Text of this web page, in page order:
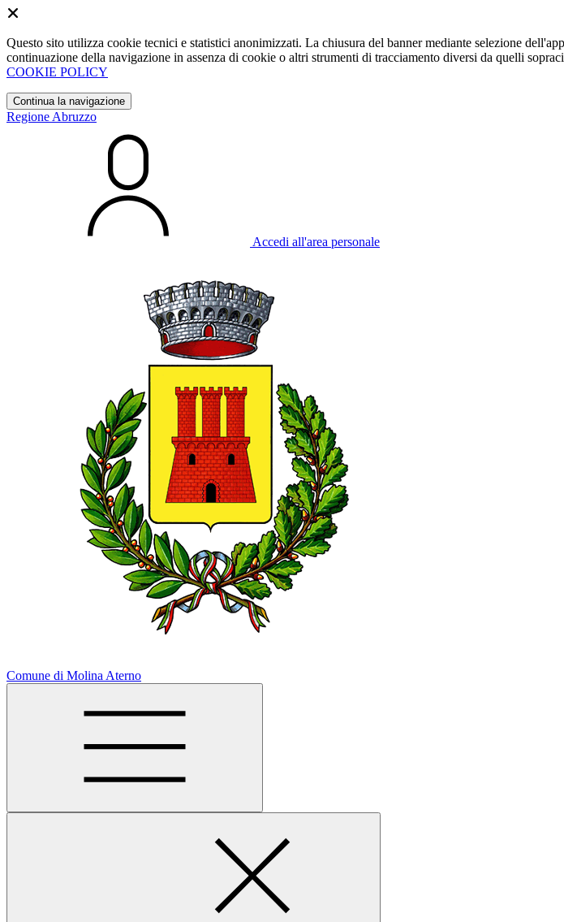
Questo sito utilizza cookie tecnici e statistici anonimizzati. La chiusura del banner mediante selezione
continuazione della navigazione in assenza di cookie o altri strumenti di tracciamento diversi da quelli
COOKIE POLICY
Continua la navigazione
Regione Abruzzo
Accedi all'area personale
Comune di Molina Aterno